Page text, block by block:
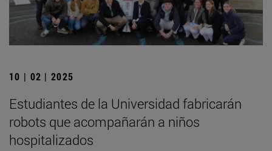
10 | 02 | 2025
Estudiantes de la Universidad fabricarán
robots que acompañarán a niños
hospitalizados